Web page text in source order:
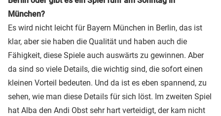
München?
Es wird nicht leicht für Bayern München in Berlin, das ist
klar, aber sie haben die Qualität und haben auch die
Fähigkeit, diese Spiele auch auswärts zu gewinnen. Aber
da sind so viele Details, die wichtig sind, die sofort einen
kleinen Vorteil bedeuten. Und da ist es eben spannend, zu
sehen, wie man diese Details für sich löst. Im zweiten Spiel
hat Alba den Andi Obst sehr hart verteidigt, der kam nicht